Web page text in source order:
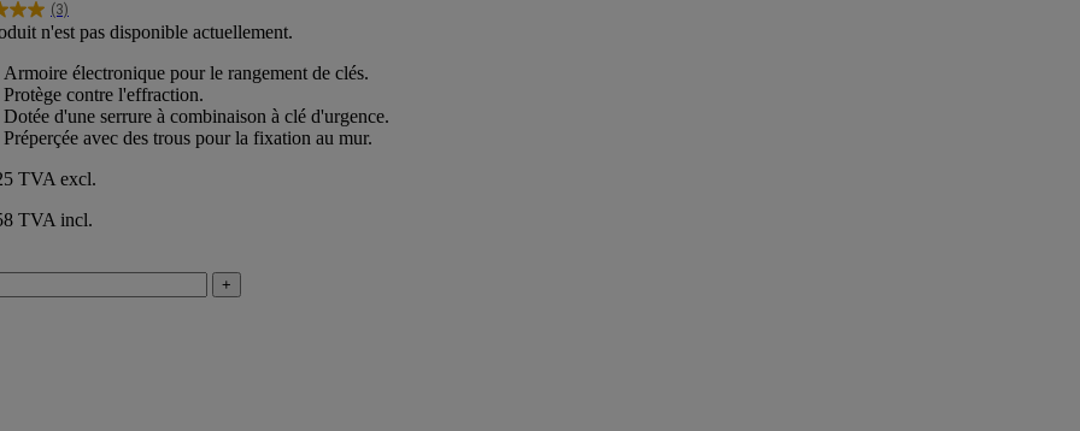
(3)
n'est pas disponible actuellement.
Armoire électronique pour le rangement de clés.
Protège contre l'effraction.
Dotée d'une serrure à combinaison à clé d'urgence.
Préperçée avec des trous pour la fixation au mur.
TVA excl.
TVA incl.
+